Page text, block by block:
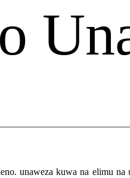
unaweza kuwa na elimu